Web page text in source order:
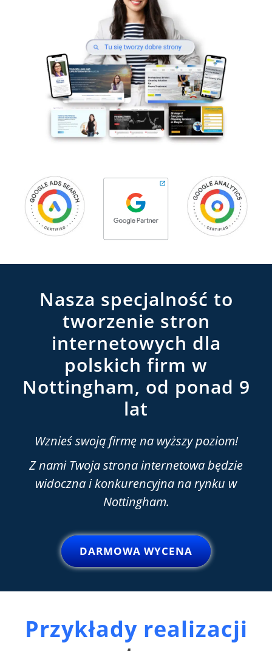
Nasza specjalność to
tworzenie stron
internetowych dla
polskich firm w
Nottingham, od ponad 9
lat
Wznieś swoją firmę na wyższy poziom!
Z nami Twoja strona internetowa będzie
widoczna i konkurencyjna na rynku w
Nottingham.
DARMOWA WYCENA
Przykłady realizacji